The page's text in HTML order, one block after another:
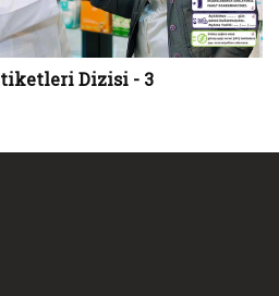
Dizisi - 3